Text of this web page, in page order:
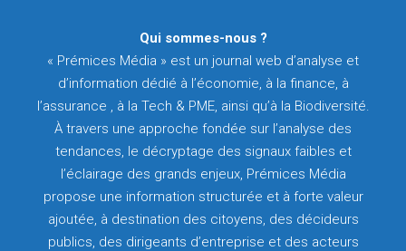
Qui sommes-nous ?
« Prémices Média » est un journal web d’analyse et
d’information dédié à l’économie, à la finance, à
l’assurance , à la Tech & PME, ainsi qu’à la Biodiversité.
À travers une approche fondée sur l’analyse des
tendances, le décryptage des signaux faibles et
l’éclairage des grands enjeux, Prémices Média
propose une information structurée et à forte valeur
ajoutée, à destination des citoyens, des décideurs
publics, des dirigeants d’entreprise et des acteurs